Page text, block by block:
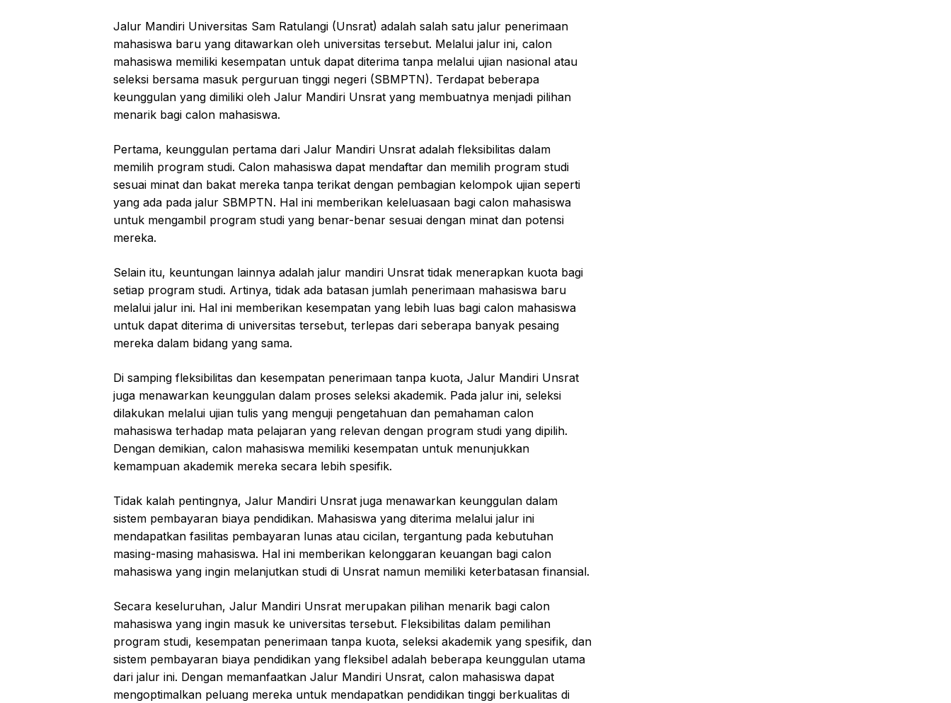
Jalur Mandiri Universitas Sam Ratulangi (Unsrat) adalah salah satu jalur penerimaan
mahasiswa baru yang ditawarkan oleh universitas tersebut. Melalui jalur ini, calon
mahasiswa memiliki kesempatan untuk dapat diterima tanpa melalui ujian nasional atau
seleksi bersama masuk perguruan tinggi negeri (SBMPTN). Terdapat beberapa
keunggulan yang dimiliki oleh Jalur Mandiri Unsrat yang membuatnya menjadi pilihan
menarik bagi calon mahasiswa.
Pertama, keunggulan pertama dari Jalur Mandiri Unsrat adalah fleksibilitas dalam
memilih program studi. Calon mahasiswa dapat mendaftar dan memilih program studi
sesuai minat dan bakat mereka tanpa terikat dengan pembagian kelompok ujian seperti
yang ada pada jalur SBMPTN. Hal ini memberikan keleluasaan bagi calon mahasiswa
untuk mengambil program studi yang benar-benar sesuai dengan minat dan potensi
mereka.
Selain itu, keuntungan lainnya adalah jalur mandiri Unsrat tidak menerapkan kuota bagi
setiap program studi. Artinya, tidak ada batasan jumlah penerimaan mahasiswa baru
melalui jalur ini. Hal ini memberikan kesempatan yang lebih luas bagi calon mahasiswa
untuk dapat diterima di universitas tersebut, terlepas dari seberapa banyak pesaing
mereka dalam bidang yang sama.
Di samping fleksibilitas dan kesempatan penerimaan tanpa kuota, Jalur Mandiri Unsrat
juga menawarkan keunggulan dalam proses seleksi akademik. Pada jalur ini, seleksi
dilakukan melalui ujian tulis yang menguji pengetahuan dan pemahaman calon
mahasiswa terhadap mata pelajaran yang relevan dengan program studi yang dipilih.
Dengan demikian, calon mahasiswa memiliki kesempatan untuk menunjukkan
kemampuan akademik mereka secara lebih spesifik.
Tidak kalah pentingnya, Jalur Mandiri Unsrat juga menawarkan keunggulan dalam
sistem pembayaran biaya pendidikan. Mahasiswa yang diterima melalui jalur ini
mendapatkan fasilitas pembayaran lunas atau cicilan, tergantung pada kebutuhan
masing-masing mahasiswa. Hal ini memberikan kelonggaran keuangan bagi calon
mahasiswa yang ingin melanjutkan studi di Unsrat namun memiliki keterbatasan finansial.
Secara keseluruhan, Jalur Mandiri Unsrat merupakan pilihan menarik bagi calon
mahasiswa yang ingin masuk ke universitas tersebut. Fleksibilitas dalam pemilihan
program studi, kesempatan penerimaan tanpa kuota, seleksi akademik yang spesifik, dan
sistem pembayaran biaya pendidikan yang fleksibel adalah beberapa keunggulan utama
dari jalur ini. Dengan memanfaatkan Jalur Mandiri Unsrat, calon mahasiswa dapat
mengoptimalkan peluang mereka untuk mendapatkan pendidikan tinggi berkualitas di